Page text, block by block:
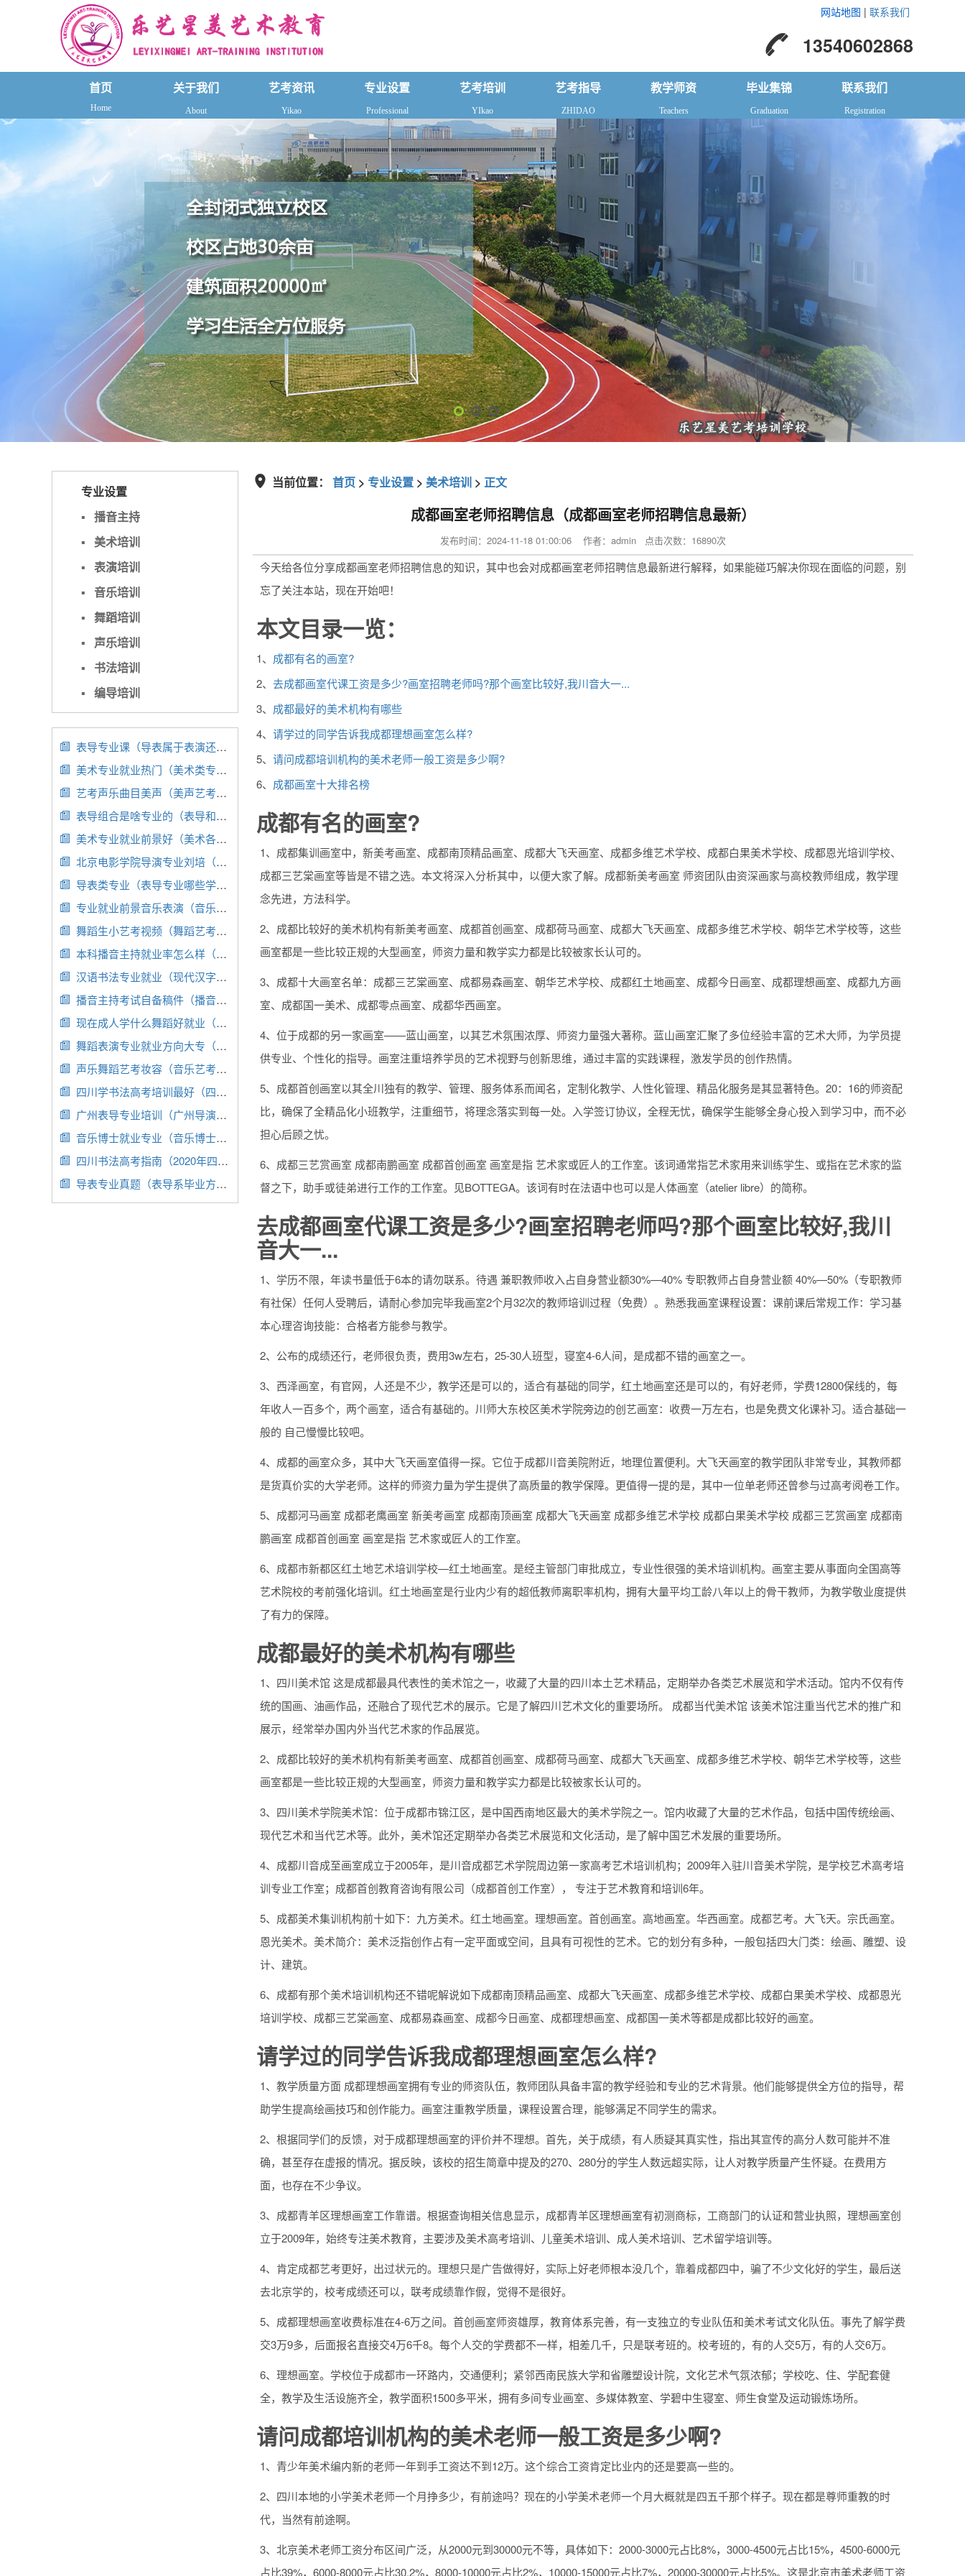
网站地图 | 联系我们
13540602868
首页
Home
关于我们
About
艺考资讯
Yikao
专业设置
Professional
艺考培训
YIkao
艺考指导
ZHIDAO
教学师资
Teachers
毕业集锦
Graduation
联系我们
Registration
专业设置
▪ 播音主持
▪
美术培训
▪ 表演培训
▪
音乐培训
▪ 舞蹈培训
▪
声乐培训
▪
书法培训
▪ 编导培训
 表导专业课（导表属于表演还是编导）
 美术专业就业热门（美术类专业就业）
 艺考声乐曲目美声（美声艺考内容）
 表导组合是啥专业的（表导和戏导区别）
 美术专业就业前景好（美术各专业就业前景）
 北京电影学院导演专业刘培（北京电影学院刘洛）
 导表类专业（表导专业哪些学校有）
 专业就业前景音乐表演（音乐表演专业找工作）
 舞蹈生小艺考视频（舞蹈艺考舞蹈视频）
 本科播音主持就业率怎么样（播音主持本科生就业方向）
 汉语书法专业就业（现代汉字书法专业）
 播音主持考试自备稿件（播音主持艺考的自备稿件）
 现在成人学什么舞蹈好就业（成人想学舞蹈学什么舞种）
 舞蹈表演专业就业方向大专（舞蹈表演就业方向及前景）
 声乐舞蹈艺考妆容（音乐艺考妆容）
 四川学书法高考培训最好（四川书法培训学校）
 广州表导专业培训（广州导演培训班）
 音乐博士就业专业（音乐博士就业专业有哪些）
 四川书法高考指南（2020年四川书法高考题目）
 导表专业真题（表导系毕业方向）
 当前位置： 首页 > 专业设置 > 美术培训 > 正文
成都画室老师招聘信息（成都画室老师招聘信息最新）
发布时间：2024-11-18 01:00:06 作者：admin 点击次数：16890次
今天给各位分享成都画室老师招聘信息的知识，其中也会对成都画室老师招聘信息最新进行解释，如果能碰巧解决你现在面临的问题，别
忘了关注本站，现在开始吧！
本文目录一览：
1、 成都有名的画室?
2、 去成都画室代课工资是多少?画室招聘老师吗?那个画室比较好,我川音大一...
3、 成都最好的美术机构有哪些
4、 请学过的同学告诉我成都理想画室怎么样?
5、 请问成都培训机构的美术老师一般工资是多少啊?
6、 成都画室十大排名榜
成都有名的画室?
1、成都集训画室中，新美考画室、成都南顶精品画室、成都大飞天画室、成都多维艺术学校、成都白果美术学校、成都恩光培训学校、
成都三艺棠画室等皆是不错之选。本文将深入分析其中，以便大家了解。成都新美考画室 师资团队由资深画家与高校教师组成，教学理
念先进，方法科学。
2、成都比较好的美术机构有新美考画室、成都首创画室、成都荷马画室、成都大飞天画室、成都多维艺术学校、朝华艺术学校等，这些
画室都是一些比较正规的大型画室，师资力量和教学实力都是比较被家长认可的。
3、成都十大画室名单：成都三艺棠画室、成都易森画室、朝华艺术学校、成都红土地画室、成都今日画室、成都理想画室、成都九方画
室、成都国一美术、成都零点画室、成都华西画室。
4、位于成都的另一家画室——蓝山画室，以其艺术氛围浓厚、师资力量强大著称。蓝山画室汇聚了多位经验丰富的艺术大师，为学员提
供专业、个性化的指导。画室注重培养学员的艺术视野与创新思维，通过丰富的实践课程，激发学员的创作热情。
5、成都首创画室以其全川独有的教学、管理、服务体系而闻名，定制化教学、人性化管理、精品化服务是其显著特色。20：16的师资配
比，确保了全精品化小班教学，注重细节，将理念落实到每一处。入学签订协议，全程无忧，确保学生能够全身心投入到学习中，而不必
担心后顾之忧。
6、成都三艺赏画室 成都南鹏画室 成都首创画室 画室是指 艺术家或匠人的工作室。该词通常指艺术家用来训练学生、或指在艺术家的监
督之下，助手或徒弟进行工作的工作室。见BOTTEGA。该词有时在法语中也可以是人体画室（atelier libre）的简称。
去成都画室代课工资是多少?画室招聘老师吗?那个画室比较好,我川
音大一...
1、学历不限，年读书量低于6本的请勿联系。待遇 兼职教师收入占自身营业额30%—40% 专职教师占自身营业额 40%—50%（专职教师
有社保）任何人受聘后，请耐心参加完毕我画室2个月32次的教师培训过程（免费）。熟悉我画室课程设置：课前课后常规工作：学习基
本心理咨询技能：合格者方能参与教学。
2、公布的成绩还行，老师很负责，费用3w左右，25-30人班型，寝室4-6人间，是成都不错的画室之一。
3、西泽画室，有官网，人还是不少，教学还是可以的，适合有基础的同学，红土地画室还是可以的，有好老师，学费12800保线的，每
年收人一百多个，两个画室，适合有基础的。川师大东校区美术学院旁边的创艺画室：收费一万左右，也是免费文化课补习。适合基础一
般的 自己慢慢比较吧。
4、成都的画室众多，其中大飞天画室值得一探。它位于成都川音美院附近，地理位置便利。大飞天画室的教学团队非常专业，其教师都
是货真价实的大学老师。这样的师资力量为学生提供了高质量的教学保障。更值得一提的是，其中一位单老师还曾参与过高考阅卷工作。
5、成都河马画室 成都老鹰画室 新美考画室 成都南顶画室 成都大飞天画室 成都多维艺术学校 成都白果美术学校 成都三艺赏画室 成都南
鹏画室 成都首创画室 画室是指 艺术家或匠人的工作室。
6、成都市新都区红土地艺术培训学校—红土地画室。是经主管部门审批成立，专业性很强的美术培训机构。画室主要从事面向全国高等
艺术院校的考前强化培训。红土地画室是行业内少有的超低教师离职率机构，拥有大量平均工龄八年以上的骨干教师，为教学敬业度提供
了有力的保障。
成都最好的美术机构有哪些
1、四川美术馆 这是成都最具代表性的美术馆之一，收藏了大量的四川本土艺术精品，定期举办各类艺术展览和学术活动。馆内不仅有传
统的国画、油画作品，还融合了现代艺术的展示。它是了解四川艺术文化的重要场所。 成都当代美术馆 该美术馆注重当代艺术的推广和
展示，经常举办国内外当代艺术家的作品展览。
2、成都比较好的美术机构有新美考画室、成都首创画室、成都荷马画室、成都大飞天画室、成都多维艺术学校、朝华艺术学校等，这些
画室都是一些比较正规的大型画室，师资力量和教学实力都是比较被家长认可的。
3、四川美术学院美术馆：位于成都市锦江区，是中国西南地区最大的美术学院之一。馆内收藏了大量的艺术作品，包括中国传统绘画、
现代艺术和当代艺术等。此外，美术馆还定期举办各类艺术展览和文化活动，是了解中国艺术发展的重要场所。
4、成都川音成至画室成立于2005年，是川音成都艺术学院周边第一家高考艺术培训机构；2009年入驻川音美术学院，是学校艺术高考培
训专业工作室；成都首创教育咨询有限公司（成都首创工作室）， 专注于艺术教育和培训6年。
5、成都美术集训机构前十如下：九方美术。红土地画室。理想画室。首创画室。高地画室。华西画室。成都艺考。大飞天。宗氏画室。
恩光美术。美术简介：美术泛指创作占有一定平面或空间，且具有可视性的艺术。它的划分有多种，一般包括四大门类：绘画、雕塑、设
计、建筑。
6、成都有那个美术培训机构还不错呢解说如下成都南顶精品画室、成都大飞天画室、成都多维艺术学校、成都白果美术学校、成都恩光
培训学校、成都三艺棠画室、成都易森画室、成都今日画室、成都理想画室、成都国一美术等都是成都比较好的画室。
请学过的同学告诉我成都理想画室怎么样?
1、教学质量方面 成都理想画室拥有专业的师资队伍，教师团队具备丰富的教学经验和专业的艺术背景。他们能够提供全方位的指导，帮
助学生提高绘画技巧和创作能力。画室注重教学质量，课程设置合理，能够满足不同学生的需求。
2、根据同学们的反馈，对于成都理想画室的评价并不理想。首先，关于成绩，有人质疑其真实性，指出其宣传的高分人数可能并不准
确，甚至存在虚报的情况。据反映，该校的招生简章中提及的270、280分的学生人数远超实际，让人对教学质量产生怀疑。在费用方
面，也存在不少争议。
3、成都青羊区理想画室工作靠谱。根据查询相关信息显示，成都青羊区理想画室有初测商标，工商部门的认证和营业执照，理想画室创
立于2009年，始终专注美术教育，主要涉及美术高考培训、儿童美术培训、成人美术培训、艺术留学培训等。
4、肯定成都艺考更好，出过状元的。理想只是广告做得好，实际上好老师根本没几个，靠着成都四中，骗了不少文化好的学生，最后送
去北京学的，校考成绩还可以，联考成绩靠作假，觉得不是很好。
5、成都理想画室收费标准在4-6万之间。首创画室师资雄厚，教育体系完善，有一支独立的专业队伍和美术考试文化队伍。事先了解学费
交3万9多，后面报名直接交4万6千8。每个人交的学费都不一样，相差几千，只是联考班的。校考班的，有的人交5万，有的人交6万。
6、理想画室。学校位于成都市一环路内，交通便利；紧邻西南民族大学和省雕塑设计院，文化艺术气氛浓郁；学校吃、住、学配套健
全，教学及生活设施齐全，教学面积1500多平米，拥有多间专业画室、多媒体教室、学碧中生寝室、师生食堂及运动锻炼场所。
请问成都培训机构的美术老师一般工资是多少啊?
1、青少年美术编内新的老师一年到手工资达不到12万。这个综合工资肯定比业内的还是要高一些的。
2、四川本地的小学美术老师一个月挣多少，有前途吗？现在的小学美术老师一个月大概就是四五千那个样子。现在都是尊师重教的时
代，当然有前途啊。
3、北京美术老师工资分布区间广泛，从2000元到30000元不等，具体如下：2000-3000元占比8%，3000-4500元占比15%，4500-6000元
占比39%，6000-8000元占比30.2%，8000-10000元占比2%，10000-15000元占比7%，20000-30000元占比5%。这是北京市美术老师工资